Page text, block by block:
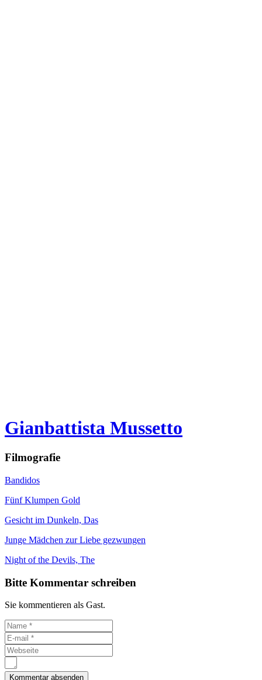
Gianbattista Mussetto
Filmografie
Bandidos
Fünf Klumpen Gold
Gesicht im Dunkeln, Das
Junge Mädchen zur Liebe gezwungen
Night of the Devils, The
Bitte Kommentar schreiben
Sie kommentieren als Gast.